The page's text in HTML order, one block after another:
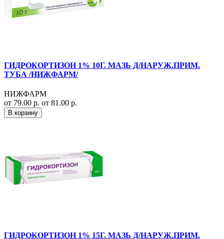
ГИДРОКОРТИЗОН 1% 10Г. МАЗЬ Д/НАРУЖ.ПРИМ.
ТУБА /НИЖФАРМ/
НИЖФАРМ
от 79.00 р. от 81.00 р.
В корзину
ГИДРОКОРТИЗОН 1% 15Г. МАЗЬ Д/НАРУЖ.ПРИМ.